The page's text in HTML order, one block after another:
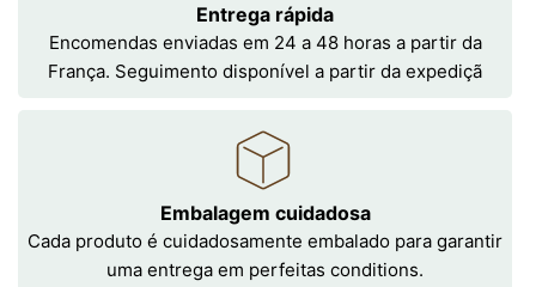
Entrega rápida
Encomendas enviadas em 24 a 48 horas a partir da
França. Seguimento disponível a partir da expediçã
Embalagem cuidadosa
Cada produto é cuidadosamente embalado para garantir
uma entrega em perfeitas conditions.